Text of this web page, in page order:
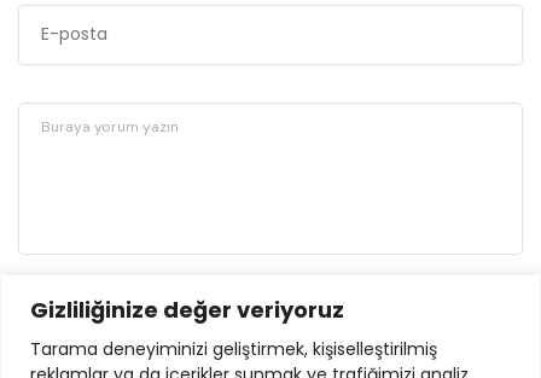
Gizliliğinize değer veriyoruz
Tarama deneyiminizi geliştirmek, kişiselleştirilmiş
GÖNDER